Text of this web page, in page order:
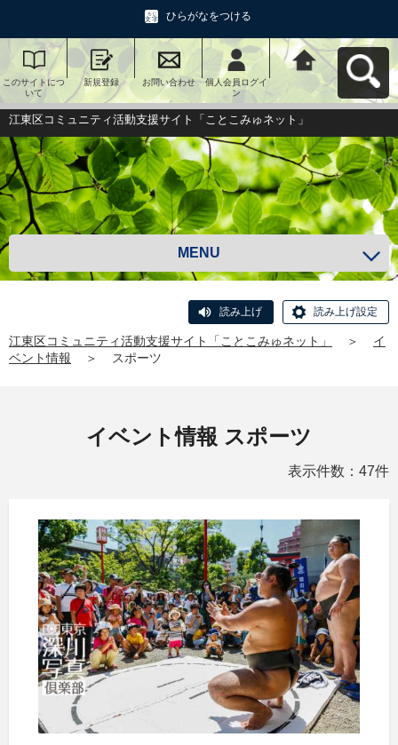
ひらがなをつける
このサイトにつ
いて
新規登録 お問い合わせ
個人会員ログイ
ン
江東区コミュニ
ティ活動支援サ
イト「ことこみ
ゅネット」へ戻
る
江東区コミュニティ活動支援サイト「ことこみゅネット」
MENU
読み上げ 読み上げ設定
江東区コミュニティ活動支援サイト「ことこみゅネット」 ＞
イ
ベント情報
＞ スポーツ
イベント情報 スポーツ
表示件数：47件